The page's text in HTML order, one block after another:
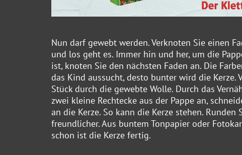
Nun darf gewebt werden. Verknoten Sie einen
und los geht es. Immer hin und her, um die
ist, knoten Sie den nächsten Faden an. Die
das Kind aussucht, desto bunter wird die Kerze.
Stück durch die gewebte Wolle. Durch das
zwei kleine Rechtecke aus der Pappe an,
an die Kerze. So kann die Kerze stehen.
freundlicher. Aus buntem Tonpapier oder
schon ist die Kerze fertig.